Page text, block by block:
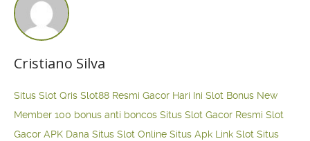
Cristiano Silva
Situs Slot Qris Slot88 Resmi Gacor Hari Ini Slot Bonus New
Member 100 bonus anti boncos Situs Slot Gacor Resmi Slot
Gacor APK Dana Situs Slot Online Situs Apk Link Slot Situs